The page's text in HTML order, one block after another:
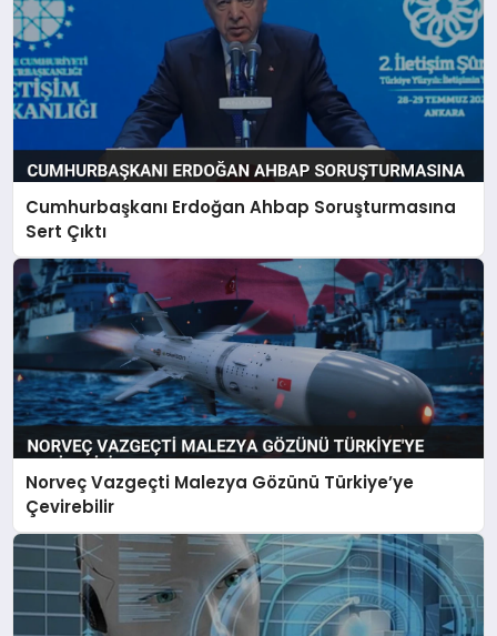
Cumhurbaşkanı Erdoğan Ahbap Soruşturmasına
Sert Çıktı
Norveç Vazgeçti Malezya Gözünü Türkiye’ye
Çevirebilir